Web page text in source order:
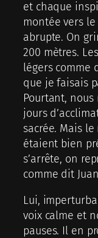
et chaque
montée vers
abrupte. On
200 mètres.
légers comme
que je faisais
Pourtant,
jours
sacrée. Mais
étaient bien
s’arrête, on
comme dit
Lui,
voix calme et
pauses. Il en